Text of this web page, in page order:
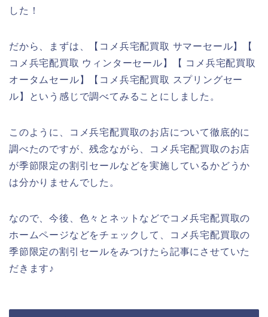
した！
だから、まずは、【コメ兵宅配買取 サマーセール】【
コメ兵宅配買取 ウィンターセール】【 コメ兵宅配買取
オータムセール】【コメ兵宅配買取 スプリングセー
ル】という感じで調べてみることにしました。
このように、コメ兵宅配買取のお店について徹底的に
調べたのですが、残念ながら、コメ兵宅配買取のお店
が季節限定の割引セールなどを実施しているかどうか
は分かりませんでした。
なので、今後、色々とネットなどでコメ兵宅配買取の
ホームページなどをチェックして、コメ兵宅配買取の
季節限定の割引セールをみつけたら記事にさせていた
だきます♪